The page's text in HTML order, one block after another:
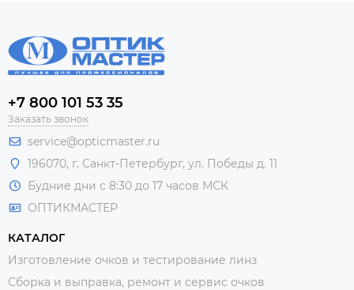
+7 800 101 53 35
Заказать звонок
service@opticmaster.ru
196070, г. Санкт-Петербург, ул. Победы д. 11
Будние дни с 8:30 до 17 часов МСК
ОПТИКМАСТЕР
КАТАЛОГ
Изготовление очков и тестирование линз
Сборка и выправка, ремонт и сервис очков